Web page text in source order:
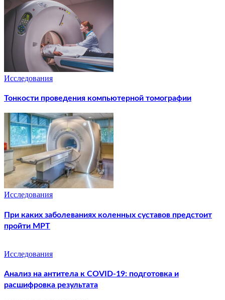
Исследования
Тонкости проведения компьютерной томографии
Исследования
При каких заболеваниях коленных суставов предстоит
пройти МРТ
Исследования
Анализ на антитела к COVID-19: подготовка и
расшифровка результата